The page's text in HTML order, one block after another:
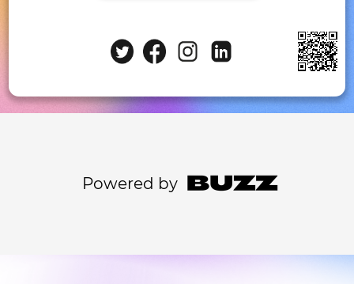
Powered by